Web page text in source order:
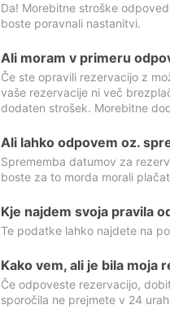
Da! Morebitne stroške
boste poravnali nastanitvi.
Ali moram v primeru
Če ste opravili rezervacijo z
vaše rezervacije ni več
dodaten strošek. Morebitne
Ali lahko odpovem oz.
Sprememba datumov za
boste za to morda morali
Kje najdem svoja pravila
Te podatke lahko najdete na
Kako vem, ali je bila moja
Če odpoveste rezervacijo,
sporočila ne prejmete v 24